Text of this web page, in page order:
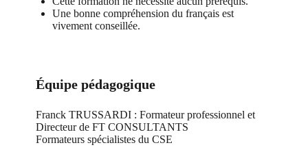
Une bonne compréhension du français est
vivement conseillée.
Équipe pédagogique
Franck TRUSSARDI : Formateur professionnel et
Directeur de FT CONSULTANTS
Formateurs spécialistes du CSE